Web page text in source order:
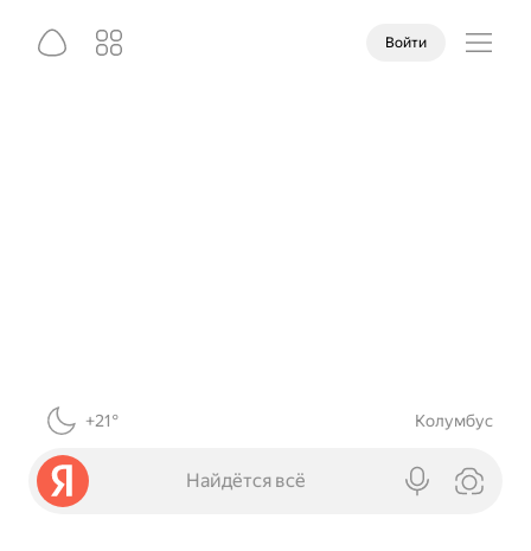
Войти
+21° Колумбус
Найдётся всё